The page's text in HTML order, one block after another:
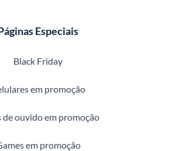
Especiais
Black Friday
em promoção
de ouvido em promoção
em promoção